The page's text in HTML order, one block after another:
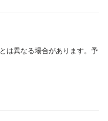
は異なる場合があります。予